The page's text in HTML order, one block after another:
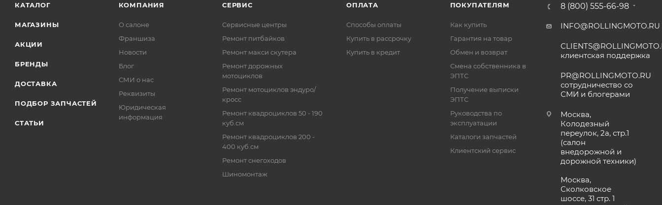
КАТАЛОГ
МАГАЗИНЫ
АКЦИИ
БРЕНДЫ
ДОСТАВКА
ПОДБОР ЗАПЧАСТЕЙ
СТАТЬИ
КОМПАНИЯ
О салоне
Франшиза
Новости
Блог
СМИ о нас
Реквизиты
Юридическая
информация
СЕРВИС
Сервисные центры
Ремонт питбайков
Ремонт макси скутера
Ремонт дорожных
мотоциклов
Ремонт мотоциклов эндуро/
кросс
Ремонт квадроциклов 50 - 190
куб.см
Ремонт квадроциклов 200 -
400 куб.см
Ремонт снегоходов
Шиномонтаж
ОПЛАТА
Способы оплаты
Купить в рассрочку
Купить в кредит
ПОКУПАТЕЛЯМ
Как купить
Гарантия на товар
Обмен и возврат
Смена собственника в
ЭПТС
Получение выписки
ЭПТС
Руководства по
эксплуатации
Каталоги запчастей
Клиентский сервис
8 (800) 555-66-98
INFO@ROLLINGMOTO.RU
клиентская поддержка
PR@ROLLINGMOTO.RU
сотрудничество со
СМИ и блогерами
Москва,
Колодезный
переулок, 2а, стр.1
(салон
внедорожной и
дорожной техники)
Москва,
Сколковское
шоссе, 31 стр. 1